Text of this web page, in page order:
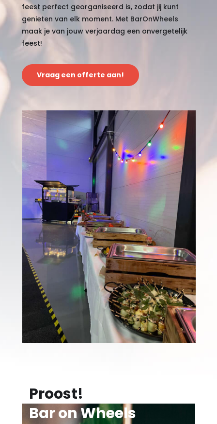
feest perfect georganiseerd is, zodat jij kunt
genieten van elk moment. Met BarOnWheels
maak je van jouw verjaardag een onvergetelijk
feest!
Vraag een offerte aan!
Proost!
Bar on Wheels